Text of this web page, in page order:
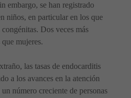
embargo, se han registrado
niños, en particular en los que
Dos veces más
mujeres.
las tasas de endocarditis
a los avances en la atención
número creciente de personas